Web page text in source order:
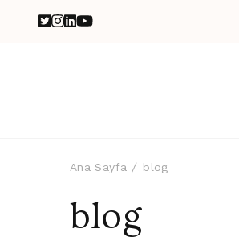
Ana Sayfa blog
blog